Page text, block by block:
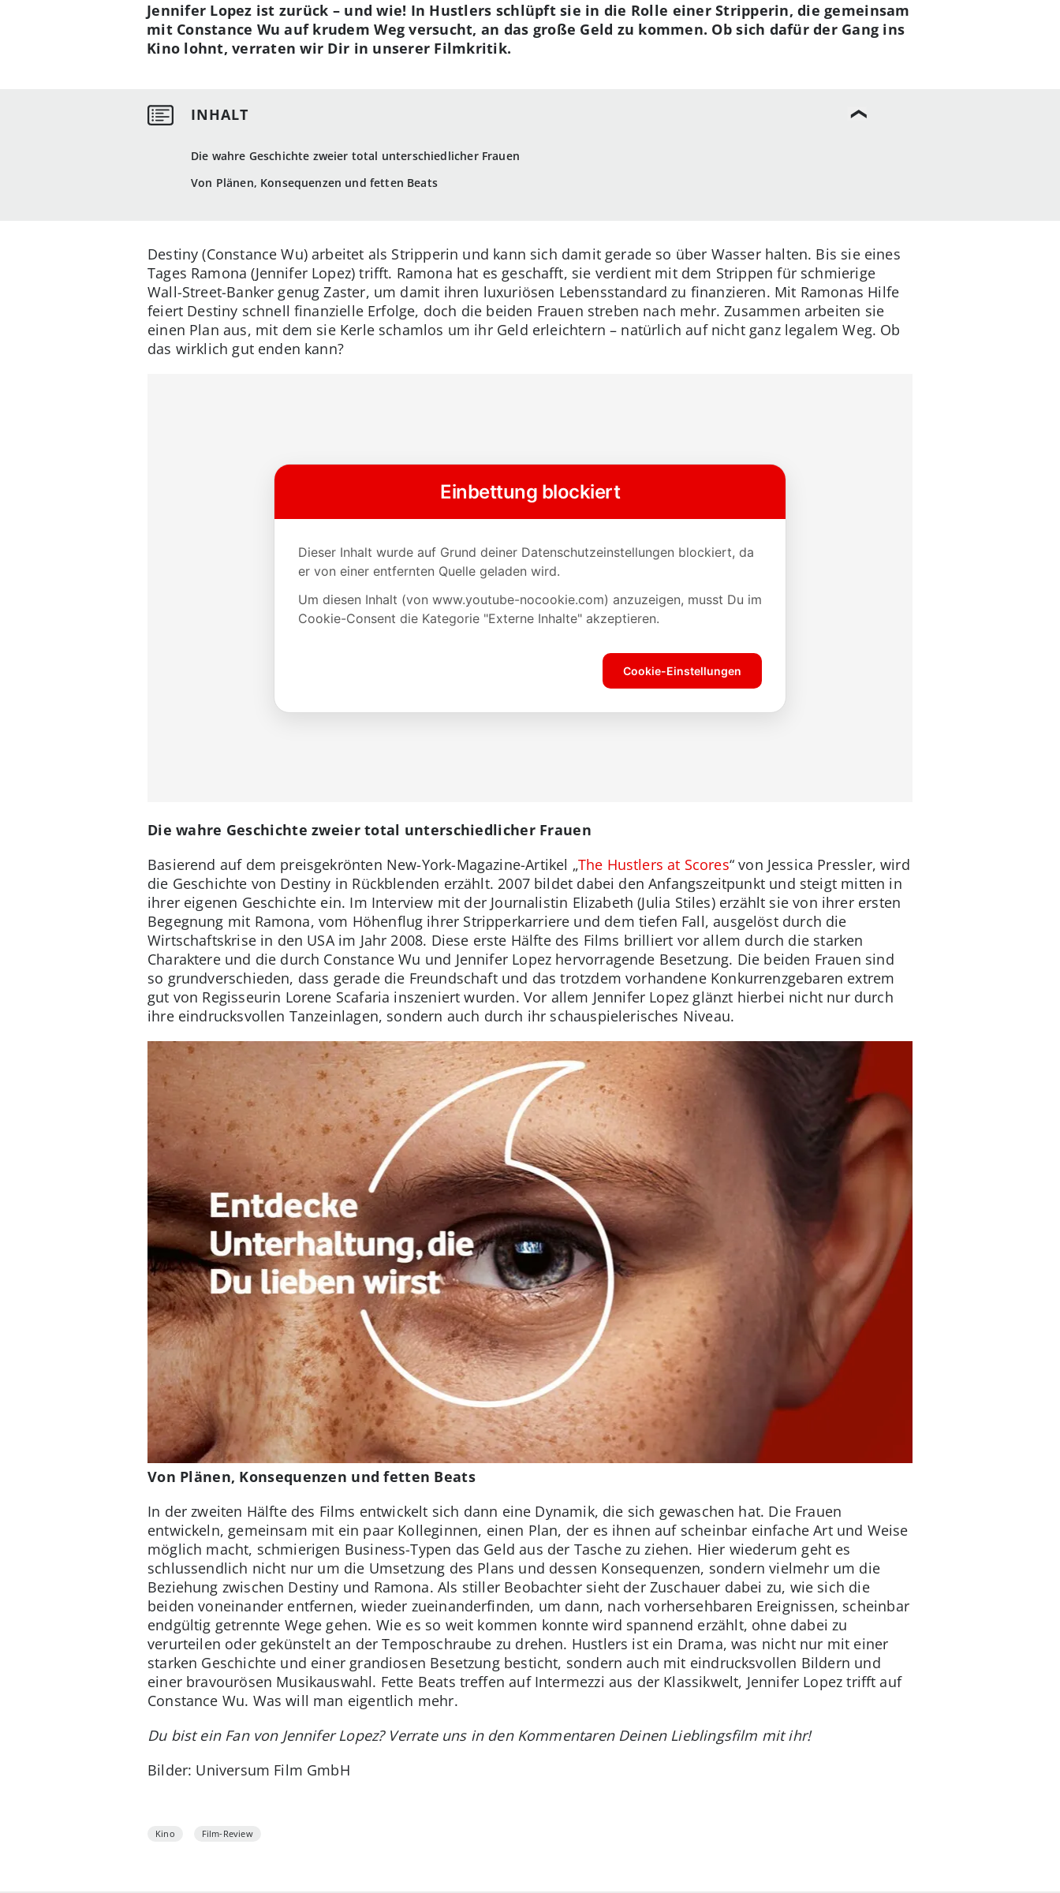
Die wahre Geschichte zweier total unterschiedlicher Frauen
Von Plänen, Konsequenzen und fetten Beats
Jennifer Lopez ist zurück – und wie! In Hustlers schlüpft sie in die Rolle einer Stripperin, die gemeinsam
mit Constance Wu auf krudem Weg versucht, an das große Geld zu kommen. Ob sich dafür der Gang ins
Kino lohnt, verraten wir Dir in unserer Filmkritik.
Destiny (Constance Wu) arbeitet als Stripperin und kann sich damit gerade so über Wasser halten. Bis sie eines
Tages Ramona (Jennifer Lopez) trifft. Ramona hat es geschafft, sie verdient mit dem Strippen für schmierige
Wall-Street-Banker genug Zaster, um damit ihren luxuriösen Lebensstandard zu finanzieren. Mit Ramonas Hilfe
feiert Destiny schnell finanzielle Erfolge, doch die beiden Frauen streben nach mehr. Zusammen arbeiten sie
einen Plan aus, mit dem sie Kerle schamlos um ihr Geld erleichtern – natürlich auf nicht ganz legalem Weg. Ob
das wirklich gut enden kann?
Die wahre Geschichte zweier total unterschiedlicher Frauen
Basierend auf dem preisgekrönten New-York-Magazine-Artikel „The Hustlers at Scores“ von Jessica Pressler, wird
die Geschichte von Destiny in Rückblenden erzählt. 2007 bildet dabei den Anfangszeitpunkt und steigt mitten in
ihrer eigenen Geschichte ein. Im Interview mit der Journalistin Elizabeth (Julia Stiles) erzählt sie von ihrer ersten
Begegnung mit Ramona, vom Höhenflug ihrer Stripperkarriere und dem tiefen Fall, ausgelöst durch die
Wirtschaftskrise in den USA im Jahr 2008. Diese erste Hälfte des Films brilliert vor allem durch die starken
Charaktere und die durch Constance Wu und Jennifer Lopez hervorragende Besetzung. Die beiden Frauen sind
so grundverschieden, dass gerade die Freundschaft und das trotzdem vorhandene Konkurrenzgebaren extrem
gut von Regisseurin Lorene Scafaria inszeniert wurden. Vor allem Jennifer Lopez glänzt hierbei nicht nur durch
ihre eindrucksvollen Tanzeinlagen, sondern auch durch ihr schauspielerisches Niveau.
Von Plänen, Konsequenzen und fetten Beats
In der zweiten Hälfte des Films entwickelt sich dann eine Dynamik, die sich gewaschen hat. Die Frauen
entwickeln, gemeinsam mit ein paar Kolleginnen, einen Plan, der es ihnen auf scheinbar einfache Art und Weise
möglich macht, schmierigen Business-Typen das Geld aus der Tasche zu ziehen. Hier wiederum geht es
schlussendlich nicht nur um die Umsetzung des Plans und dessen Konsequenzen, sondern vielmehr um die
Beziehung zwischen Destiny und Ramona. Als stiller Beobachter sieht der Zuschauer dabei zu, wie sich die
beiden voneinander entfernen, wieder zueinanderfinden, um dann, nach vorhersehbaren Ereignissen, scheinbar
endgültig getrennte Wege gehen. Wie es so weit kommen konnte wird spannend erzählt, ohne dabei zu
verurteilen oder gekünstelt an der Temposchraube zu drehen. Hustlers ist ein Drama, was nicht nur mit einer
starken Geschichte und einer grandiosen Besetzung besticht, sondern auch mit eindrucksvollen Bildern und
einer bravourösen Musikauswahl. Fette Beats treffen auf Intermezzi aus der Klassikwelt, Jennifer Lopez trifft auf
Constance Wu. Was will man eigentlich mehr.
Du bist ein Fan von Jennifer Lopez? Verrate uns in den Kommentaren Deinen Lieblingsfilm mit ihr!
Bilder: Universum Film GmbH
Kino Film-Review